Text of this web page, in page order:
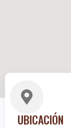
UBICACIÓN